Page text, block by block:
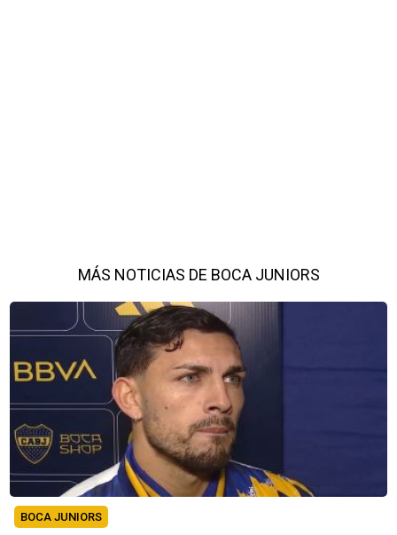
MÁS NOTICIAS DE BOCA JUNIORS
BOCA JUNIORS